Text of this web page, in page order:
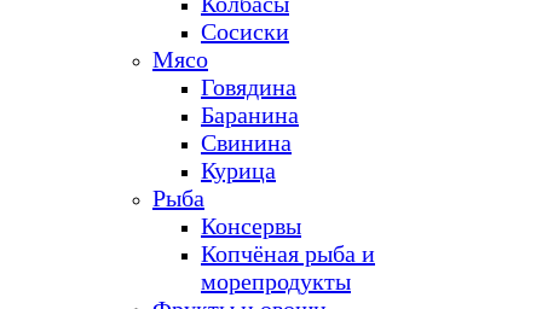
Сосиски
Мясо
Говядина
Баранина
Свинина
Курица
Рыба
Консервы
Копчёная рыба и
морепродукты